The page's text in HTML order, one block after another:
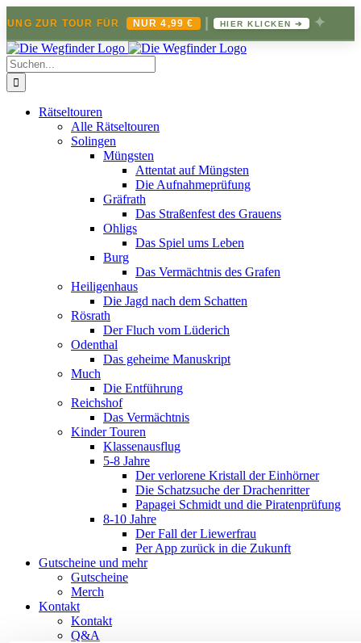
ZUR TOUR FÜR NUR 4,99 € | HIER KLICKEN ➔ ✦
Zum
Inhalt
springen
Suche
nach:
Rätseltouren
Alle Rätseltouren
Solingen
Müngsten
Attentat auf Müngsten
Die Aufnahmeprüfung
Gräfrath
Das Straßenfest des Grauens
Ohligs
Das Spiel ums Leben
Burg
Das Vermächtnis des Grafen
Heiligenhaus
Die Jagd nach dem Schatten
Rösrath
Der Fluch vom Lüderich
Odenthal
Das geheime Manuskript
Much
Die Entführung
Reichshof
Das Vermächtnis
Kinder Touren
Klassenausflug
5-8 Jahre
Der verlorene Kristall der Einhörner
Die Schatzsuche der Drachenritter
Papagei Schmidt und die Piratenprüfung
8-10 Jahre
Der Fall der Liewerfrau
Per App zurück in die Zukunft
Gutscheine und mehr
Gutscheine
Merch
Kontakt
Kontakt
Q&A